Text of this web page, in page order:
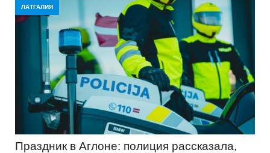
ЛАТГАЛИЯ
Праздник в Аглоне: полиция рассказала,